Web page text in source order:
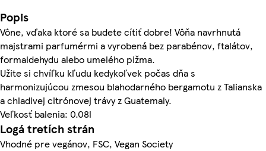
Popis
Vône, vďaka ktoré sa budete cítiť dobre! Vôňa navrhnutá
majstrami parfumérmi a vyrobená bez parabénov, ftalátov,
formaldehydu alebo umelého pižma.
Užite si chvíľku kľudu kedykoľvek počas dňa s
harmonizujúcou zmesou blahodarného bergamotu z Talianska
a chladivej citrónovej trávy z Guatemaly.
Veľkosť balenia: 0.08l
Logá tretích strán
Vhodné pre vegánov, FSC, Vegan Society